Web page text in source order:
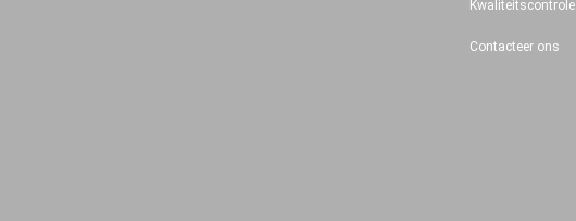
Kwaliteitscontrole
Contacteer ons